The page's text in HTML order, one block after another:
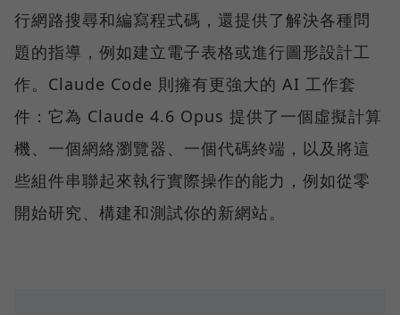
行網路搜尋和編寫程式碼，還提供了解決各種問
題的指導，例如建立電子表格或進行圖形設計工
作。Claude Code 則擁有更強大的 AI 工作套
件：它為 Claude 4.6 Opus 提供了一個虛擬計算
機、一個網絡瀏覽器、一個代碼終端，以及將這
些組件串聯起來執行實際操作的能力，例如從零
開始研究、構建和測試你的新網站。